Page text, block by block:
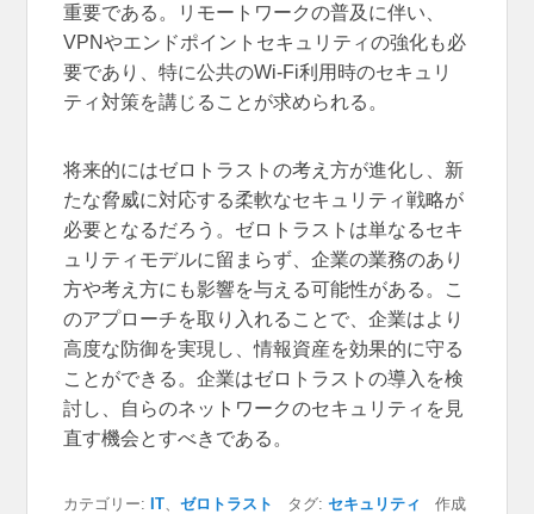
重要である。リモートワークの普及に伴い、
VPNやエンドポイントセキュリティの強化も必
要であり、特に公共のWi-Fi利用時のセキュリ
ティ対策を講じることが求められる。
将来的にはゼロトラストの考え方が進化し、新
たな脅威に対応する柔軟なセキュリティ戦略が
必要となるだろう。ゼロトラストは単なるセキ
ュリティモデルに留まらず、企業の業務のあり
方や考え方にも影響を与える可能性がある。こ
のアプローチを取り入れることで、企業はより
高度な防御を実現し、情報資産を効果的に守る
ことができる。企業はゼロトラストの導入を検
討し、自らのネットワークのセキュリティを見
直す機会とすべきである。
カテゴリー:IT 、ゼロトラスト タグ:セキュリティ
作成